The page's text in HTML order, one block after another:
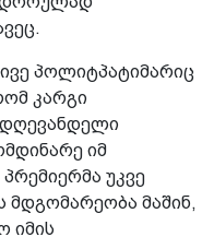
პოლიტპატიმარიც
კარგი
იმ
უკვე
მდგომარეობა მაშინ,
იმის